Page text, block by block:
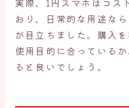
おり、日常的な用途な
が目立ちました。購入
使用目的に合っている
ると良いでしょう。